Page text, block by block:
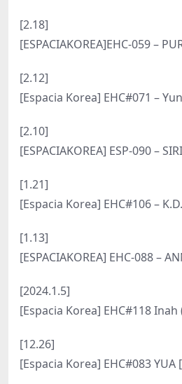
[2.18]
[ESPACIAKOREA]EHC-059 –
[2.12]
[Espacia Korea] EHC#071 –
[2.10]
[ESPACIAKOREA] ESP-090 –
[1.21]
[Espacia Korea] EHC#106 –
[1.13]
[ESPACIAKOREA] EHC-088 –
[2024.1.5]
[Espacia Korea] EHC#118 Inah
[12.26]
[Espacia Korea] EHC#083 YUA